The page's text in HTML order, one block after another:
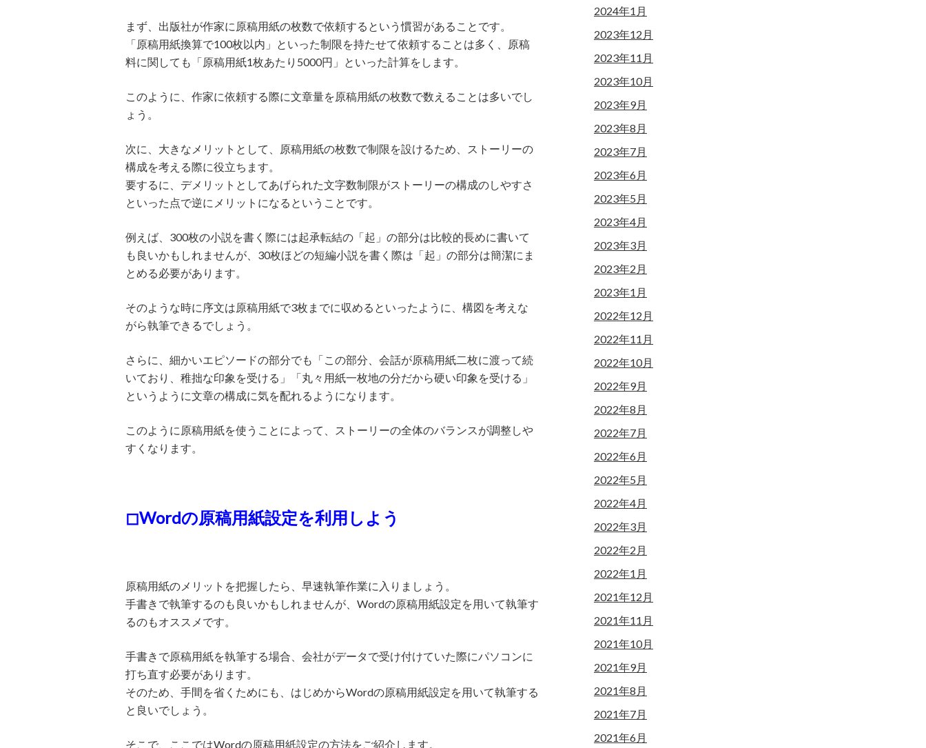
まず、出版社が作家に原稿用紙の枚数で依頼するという慣習があることです。
「原稿用紙換算で100枚以内」といった制限を持たせて依頼することは多く、原稿
料に関しても「原稿用紙1枚あたり5000円」といった計算をします。
このように、作家に依頼する際に文章量を原稿用紙の枚数で数えることは多いでし
ょう。
次に、大きなメリットとして、原稿用紙の枚数で制限を設けるため、ストーリーの
構成を考える際に役立ちます。
要するに、デメリットとしてあげられた文字数制限がストーリーの構成のしやすさ
といった点で逆にメリットになるということです。
例えば、300枚の小説を書く際には起承転結の「起」の部分は比較的長めに書いて
も良いかもしれませんが、30枚ほどの短編小説を書く際は「起」の部分は簡潔にま
とめる必要があります。
そのような時に序文は原稿用紙で3枚までに収めるといったように、構図を考えな
がら執筆できるでしょう。
さらに、細かいエピソードの部分でも「この部分、会話が原稿用紙二枚に渡って続
いており、稚拙な印象を受ける」「丸々用紙一枚地の分だから硬い印象を受ける」
というように文章の構成に気を配れるようになります。
このように原稿用紙を使うことによって、ストーリーの全体のバランスが調整しや
すくなります。
◻︎Wordの原稿用紙設定を利用しよう
原稿用紙のメリットを把握したら、早速執筆作業に入りましょう。
手書きで執筆するのも良いかもしれませんが、Wordの原稿用紙設定を用いて執筆す
るのもオススメです。
手書きで原稿用紙を執筆する場合、会社がデータで受け付けていた際にパソコンに
打ち直す必要があります。
そのため、手間を省くためにも、はじめからWordの原稿用紙設定を用いて執筆する
と良いでしょう。
そこで、ここではWordの原稿用紙設定の方法をご紹介します。
2024年1月
2023年12月
2023年11月
2023年10月
2023年9月
2023年8月
2023年7月
2023年6月
2023年5月
2023年4月
2023年3月
2023年2月
2023年1月
2022年12月
2022年11月
2022年10月
2022年9月
2022年8月
2022年7月
2022年6月
2022年5月
2022年4月
2022年3月
2022年2月
2022年1月
2021年12月
2021年11月
2021年10月
2021年9月
2021年8月
2021年7月
2021年6月